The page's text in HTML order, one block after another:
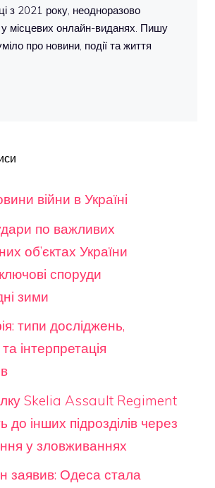
з 2021 року, неодноразово
у місцевих онлайн-виданях. Пишу
про новини, події та життя
війни в Україні
по важливих
об’єктах України
споруди
зими
типи досліджень,
інтерпретація
Skelia Assault Regiment
до інших підрозділів через
у зловживаннях
заявив: Одеса стала